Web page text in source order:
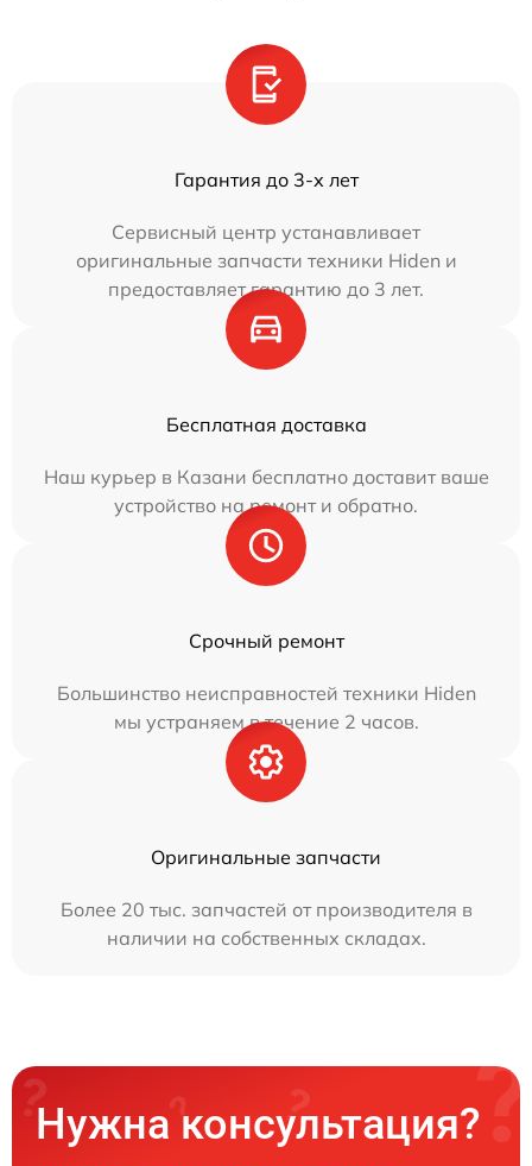
Гарантия до 3-х лет
Сервисный центр устанавливает
оригинальные запчасти техники Hiden и
предоставляет гарантию до 3 лет.
Бесплатная доставка
Наш курьер в Казани бесплатно доставит ваше
устройство на ремонт и обратно.
Срочный ремонт
Большинство неисправностей техники Hiden
мы устраняем в течение 2 часов.
Оригинальные запчасти
Более 20 тыс. запчастей от производителя в
наличии на собственных складах.
Нужна консультация?